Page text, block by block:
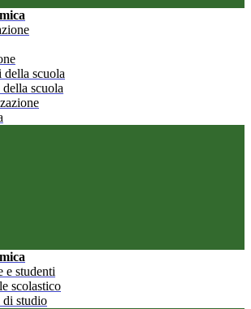
della scuola
scuola
e studenti
scolastico
di studio